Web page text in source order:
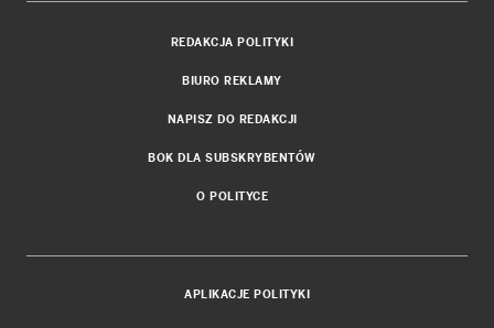
REDAKCJA POLITYKI
BIURO REKLAMY
NAPISZ DO REDAKCJI
BOK DLA SUBSKRYBENTÓW
O POLITYCE
APLIKACJE POLITYKI